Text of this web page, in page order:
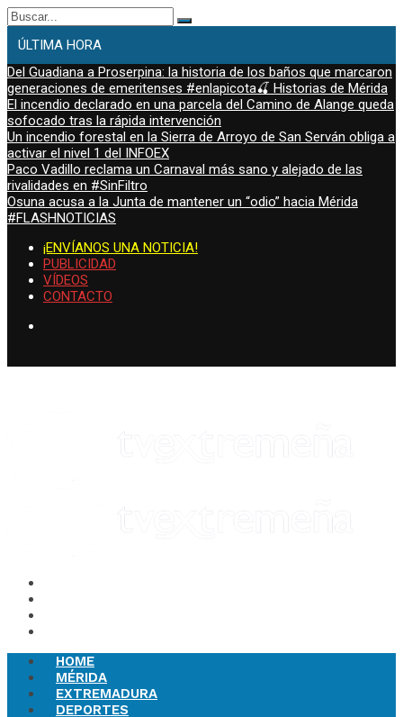
Buscar:
ÚLTIMA HORA
Del Guadiana a Proserpina: la historia de los baños que marcaron
generaciones de emeritenses #enlapicota🍒 Historias de Mérida
El incendio declarado en una parcela del Camino de Alange queda
sofocado tras la rápida intervención
Un incendio forestal en la Sierra de Arroyo de San Serván obliga a
activar el nivel 1 del INFOEX
Paco Vadillo reclama un Carnaval más sano y alejado de las
rivalidades en #SinFiltro
Osuna acusa a la Junta de mantener un “odio” hacia Mérida
#FLASHNOTICIAS
¡ENVÍANOS UNA NOTICIA!
PUBLICIDAD
VÍDEOS
CONTACTO
HOME
MÉRIDA
EXTREMADURA
DEPORTES